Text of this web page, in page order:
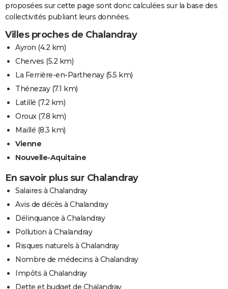
proposées sur cette page sont donc calculées sur la base des
collectivités publiant leurs données.
Villes proches de Chalandray
Ayron (4.2 km)
Cherves (5.2 km)
La Ferrière-en-Parthenay(5.5 km)
Thénezay(7.1 km)
Latillé (7.2 km)
Oroux(7.8 km)
Maillé (8.3 km)
Vienne
Nouvelle-Aquitaine
En savoir plus sur Chalandray
Salaires à Chalandray
Avis de décès à Chalandray
Délinquance à Chalandray
Pollution à Chalandray
Risques naturels à Chalandray
Nombre de médecins à Chalandray
Impôts à Chalandray
Dette et budget de Chalandray